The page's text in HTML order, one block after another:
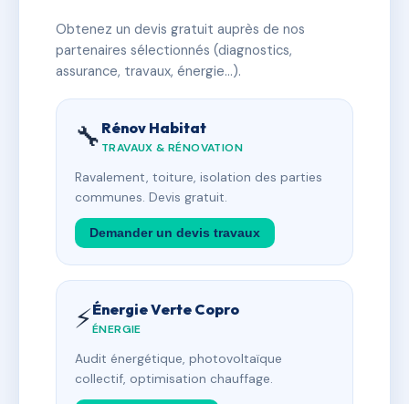
Obtenez un devis gratuit auprès de nos
partenaires sélectionnés (diagnostics,
assurance, travaux, énergie…).
🔧 Rénov Habitat
TRAVAUX & RÉNOVATION
Ravalement, toiture, isolation des parties
communes. Devis gratuit.
Demander un devis travaux
⚡Énergie Verte Copro
ÉNERGIE
Audit énergétique, photovoltaïque
collectif, optimisation chauffage.